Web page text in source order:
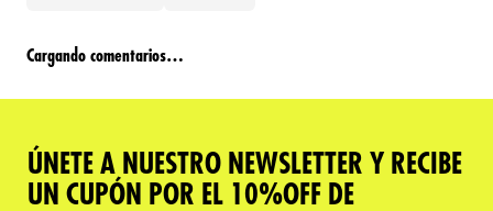
Cargando comentarios…
ÚNETE A NUESTRO NEWSLETTER Y RECIBE
UN CUPÓN POR EL 10%OFF DE